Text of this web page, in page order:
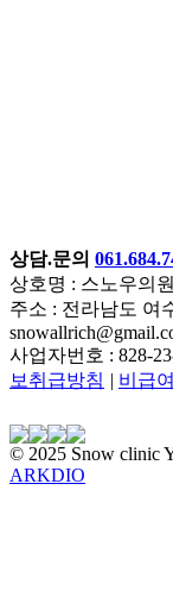
상담.문의
상호명 : 스노우의
주소 : 전라남도 여
사업자번호 : 828-
보취급방침 | 비급
© 2025 Snow clinic
ARKDIO